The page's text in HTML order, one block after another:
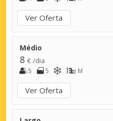
Médio
8 € /dia
Ver Oferta
5 5 M
Ver Oferta